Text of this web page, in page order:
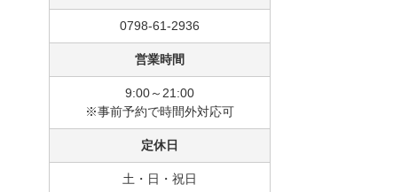
0798-61-2936
営業時間
9:00～21:00
※事前予約で時間外対応可
定休日
土・日・祝日